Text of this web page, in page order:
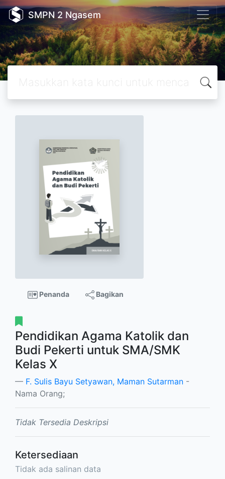
SMPN 2 Ngasem
Penanda Bagikan
Pendidikan Agama Katolik dan
Budi Pekerti untuk SMA/SMK
Kelas X
F. Sulis Bayu Setyawan, Maman Sutarman -
Nama Orang;
Tidak Tersedia Deskripsi
Ketersediaan
Tidak ada salinan data